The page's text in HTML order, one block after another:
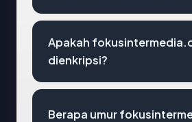
Apakah
dienkripsi?
Berapa umur